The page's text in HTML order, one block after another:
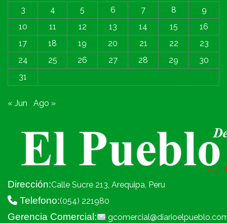
3
4 5 6 7 8
9
10
11 12 13 14 15
16
17
18 19 20 21 22
23
24
25 26 27 28 29
30
31
« Jun Ago »
Dirección:Calle Sucre 213, Arequipa, Peru
Telefono:(054) 221980
Gerencia Comercial: